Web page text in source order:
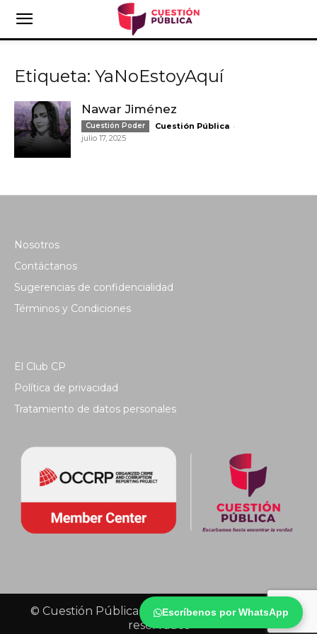
Escríbenos por WhatsApp
Etiqueta: YaNoEstoyAquí
Nawar Jiménez
Cuestión Poder Cuestión Pública -
julio 17, 2025
Nosotros
Contáctanos
Sugerencias de confidencialidad
Términos y Condiciones
El Club CP
Política de privacidad
Tratamiento de datos personales
© Cuestión Pública 2018 - Todos los derechos
reservados